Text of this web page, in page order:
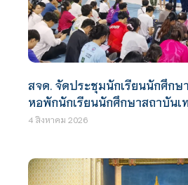
สจด. จัดประชุมนักเรียนนักศึกษ
หอพักนักเรียนนักศึกษาสถาบันเ
4 สิงหาคม 2026